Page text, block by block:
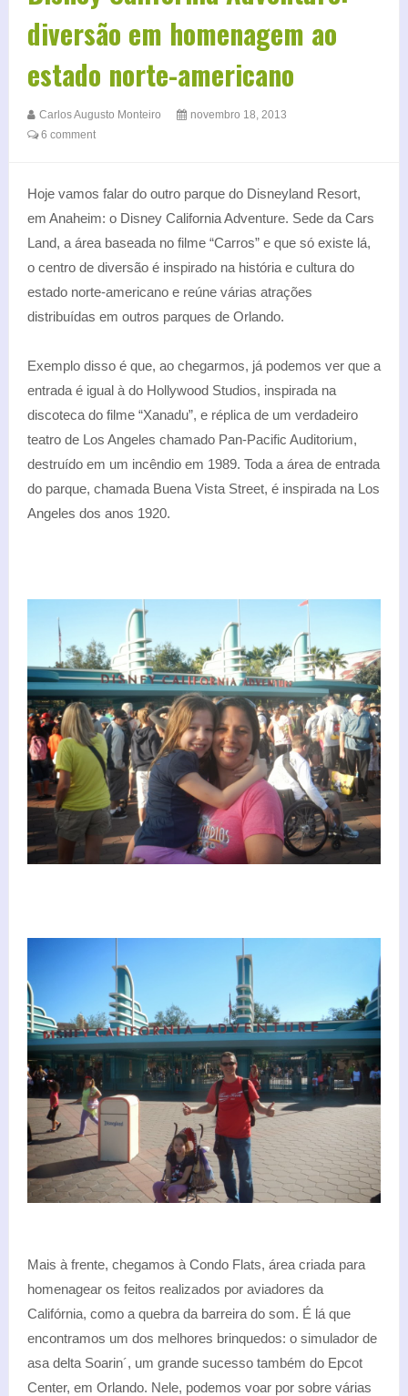
diversão em homenagem ao
estado norte-americano
Carlos Augusto Monteiro
novembro 18, 2013
6 comment
Hoje vamos falar do outro parque do Disneyland Resort,
em Anaheim: o Disney California Adventure. Sede da Cars
Land, a área baseada no filme “Carros” e que só existe lá,
o centro de diversão é inspirado na história e cultura do
estado norte-americano e reúne várias atrações
distribuídas em outros parques de Orlando.
Exemplo disso é que, ao chegarmos, já podemos ver que a
entrada é igual à do Hollywood Studios, inspirada na
discoteca do filme “Xanadu”, e réplica de um verdadeiro
teatro de Los Angeles chamado Pan-Pacific Auditorium,
destruído em um incêndio em 1989. Toda a área de entrada
do parque, chamada Buena Vista Street, é inspirada na Los
Angeles dos anos 1920.
Mais à frente, chegamos à Condo Flats, área criada para
homenagear os feitos realizados por aviadores da
Califórnia, como a quebra da barreira do som. É lá que
encontramos um dos melhores brinquedos: o simulador de
asa delta Soarin´, um grande sucesso também do Epcot
Center, em Orlando. Nele, podemos voar por sobre várias